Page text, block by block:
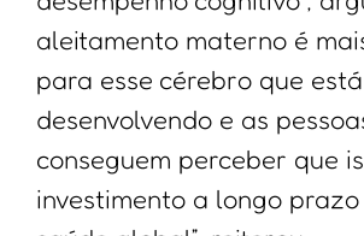
aleitamento materno é
para esse cérebro que
desenvolvendo e as
conseguem perceber que
investimento a longo